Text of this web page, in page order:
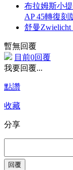
布拉姆斯小
AP 45轉復刻
舒曼
暫無回覆
目前0回覆
我要回覆...
點讚
收藏
分享